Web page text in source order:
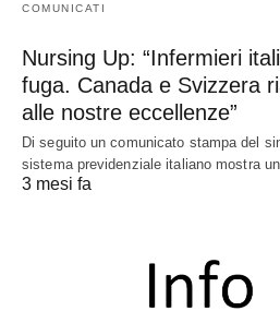
COMUNICATI
Nursing Up: “Infermieri
fuga. Canada e Svizzera
alle nostre eccellenze”
Di seguito un comunicato stampa del
sistema previdenziale italiano mostra
3 mesi fa